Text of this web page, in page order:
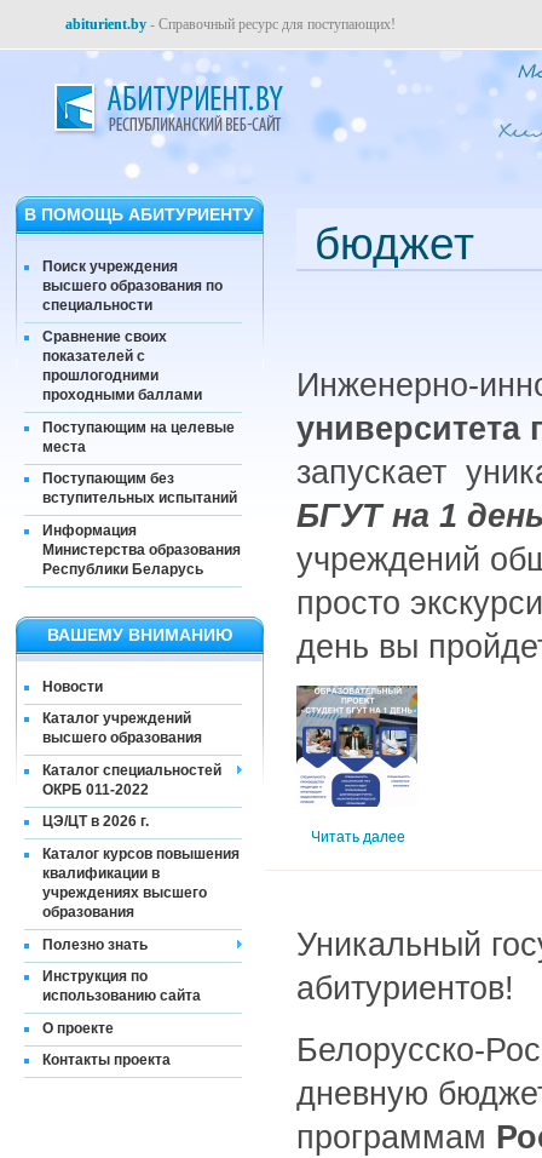
abiturient.by - Справочный ресурс для поступающих!
В ПОМОЩЬ АБИТУРИЕНТУ
Поиск учреждения
высшего образования по
специальности
Сравнение своих
показателей с
прошлогодними
проходными баллами
Поступающим на целевые
места
Поступающим без
вступительных испытаний
Информация
Министерства образования
Республики Беларусь
ВАШЕМУ ВНИМАНИЮ
Новости
Каталог учреждений
высшего образования
Каталог специальностей
ОКРБ 011-2022
ЦЭ/ЦТ в 2026 г.
Каталог курсов повышения
квалификации в
учреждениях высшего
образования
Полезно знать
Инструкция по
использованию сайта
О проекте
Контакты проекта
бюджет
Инженерно-
университета
запускает
БГУТ на 1
учреждений
просто
день вы
Читать далее
Уникальный
абитуриентов!
Белорусско-
дневную
программам